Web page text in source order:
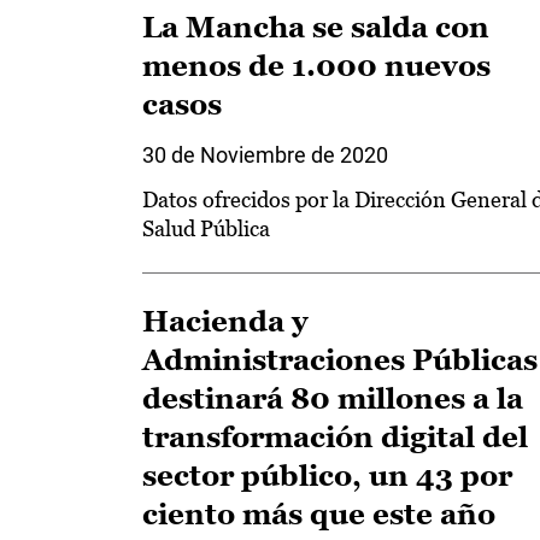
La Mancha se salda con
menos de 1.000 nuevos
casos
30 de Noviembre de 2020
Datos ofrecidos por la Dirección General
Salud Pública
Hacienda y
Administraciones Públicas
destinará 80 millones a la
transformación digital del
sector público, un 43 por
ciento más que este año